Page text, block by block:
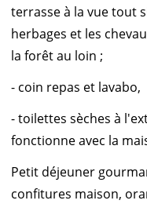
terrasse à la vue tout
herbages et les
la forêt au loin ;
- coin repas et lavabo,
- toilettes sèches à
fonctionne avec la
Petit déjeuner
confitures maison,